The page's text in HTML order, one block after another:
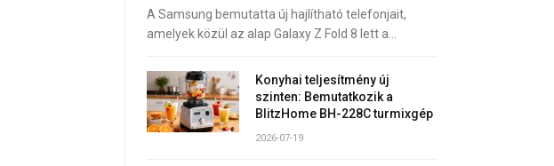
A Samsung bemutatta új hajlítható telefonjait,
amelyek közül az alap Galaxy Z Fold 8 lett a…
Konyhai teljesítmény új
szinten: Bemutatkozik a
BlitzHome BH-228C turmixgép
2026-07-19